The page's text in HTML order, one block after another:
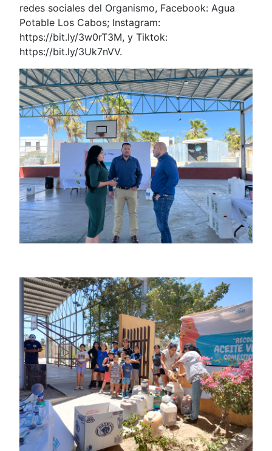
redes sociales del Organismo, Facebook: Agua
Potable Los Cabos; Instagram:
https://bit.ly/3w0rT3M, y Tiktok:
https://bit.ly/3Uk7nVV.